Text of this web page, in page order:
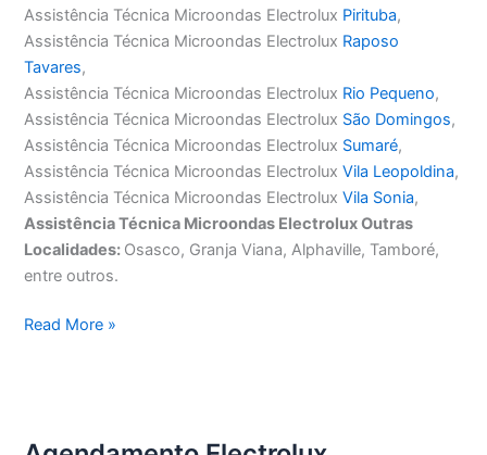
Assistência Técnica Microondas Electrolux Pirituba,
Assistência Técnica Microondas Electrolux Raposo
Tavares,
Assistência Técnica Microondas Electrolux Rio Pequeno,
Assistência Técnica Microondas Electrolux São Domingos,
Assistência Técnica Microondas Electrolux Sumaré,
Assistência Técnica Microondas ElectroluxVila Leopoldina,
Assistência Técnica Microondas ElectroluxVila Sonia,
Assistência Técnica Microondas Electrolux Outras
Localidades: Osasco, Granja Viana, Alphaville, Tamboré,
entre outros.
Assistência
Read More »